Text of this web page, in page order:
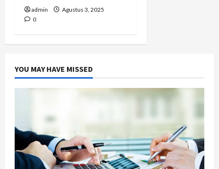
admin
Agustus 3, 2025
0
YOU MAY HAVE MISSED